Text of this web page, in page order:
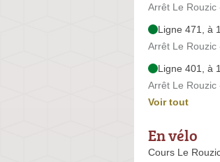
Arrêt Le Rouzic
Ligne 471, à
Arrêt Le Rouzic
Ligne 401, à
Arrêt Le Rouzic
Voir tout
En vélo
Cours Le